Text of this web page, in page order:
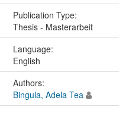
Publication Type:
Thesis - Masterarbeit
Language:
English
Authors:
Bingula, Adela Tea